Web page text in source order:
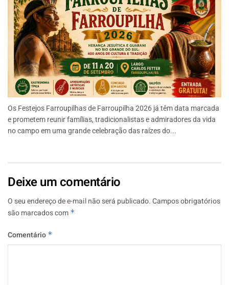
Os Festejos Farroupilhas de Farroupilha 2026 já têm data marcada
e prometem reunir famílias, tradicionalistas e admiradores da vida
no campo em uma grande celebração das raízes do...
Deixe um comentário
O seu endereço de e-mail não será publicado.Campos obrigatórios
são marcados com *
Comentário *